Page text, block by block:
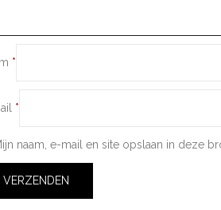
*
*
naam, e-mail en site opslaan in deze